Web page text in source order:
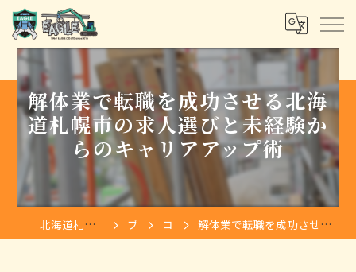
解体業で転職を成功させる北海
道札幌市の求人選びと未経験か
らのキャリアアップ術
北海道札幌の解体は株式会社イーグル ブログ コラム 解体業で転職を成功させる北海道札幌市の求人選びと未経験からのキャリアアップ術